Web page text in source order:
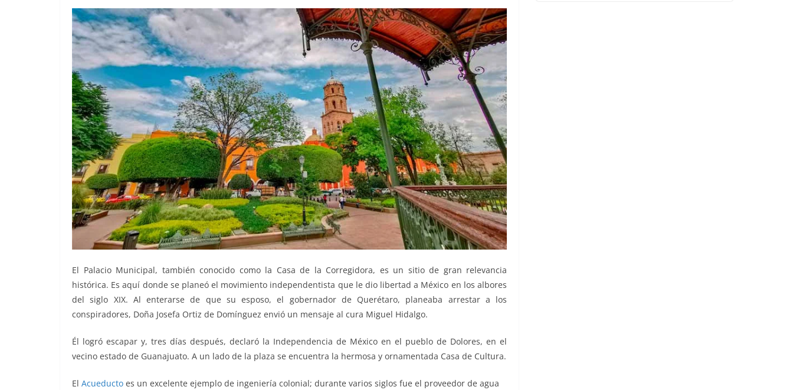
El Palacio Municipal, también conocido como la Casa de la Corregidora, es un sitio de gran relevancia
histórica. Es aquí donde se planeó el movimiento independentista que le dio libertad a México en los albores
del siglo XIX. Al enterarse de que su esposo, el gobernador de Querétaro, planeaba arrestar a los
conspiradores, Doña Josefa Ortiz de Domínguez envió un mensaje al cura Miguel Hidalgo.
Él logró escapar y, tres días después, declaró la Independencia de México en el pueblo de Dolores, en el
vecino estado de Guanajuato. A un lado de la plaza se encuentra la hermosa y ornamentada Casa de Cultura.
El Acueducto es un excelente ejemplo de ingeniería colonial; durante varios siglos fue el proveedor de agua